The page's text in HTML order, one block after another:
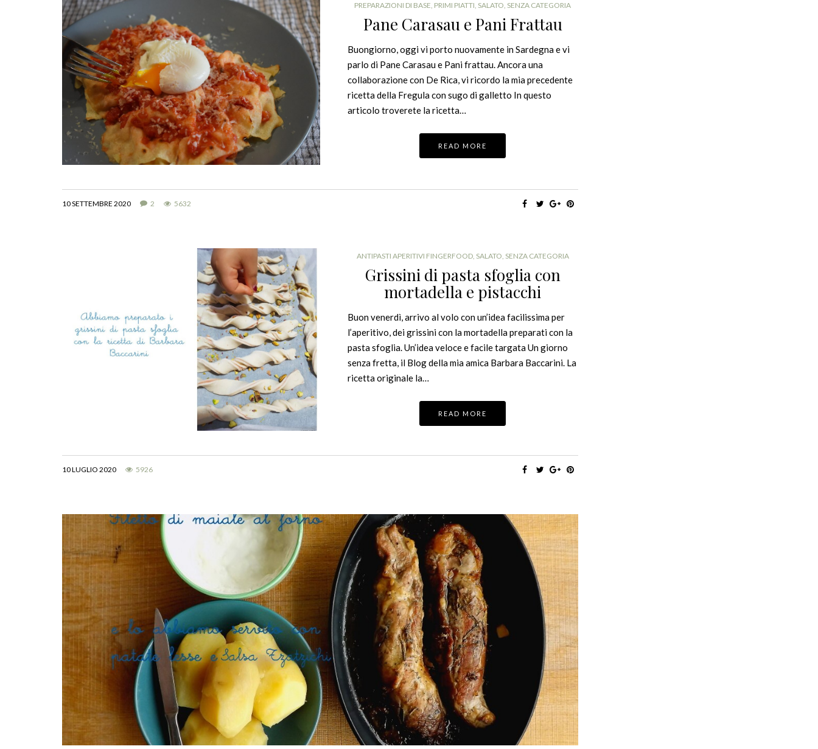
PREPARAZIONI DI BASE, PRIMI PIATTI, SALATO, SENZA CATEGORIA
Pane Carasau e Pani Frattau
Buongiorno, oggi vi porto nuovamente in Sardegna e vi
parlo di Pane Carasau e Pani frattau. Ancora una
collaborazione con De Rica, vi ricordo la mia precedente
ricetta della Fregula con sugo di galletto In questo
articolo troverete la ricetta…
READ MORE
10 SETTEMBRE 2020 2 5632
ANTIPASTI APERITIVI FINGERFOOD, SALATO, SENZA CATEGORIA
Grissini di pasta sfoglia con
mortadella e pistacchi
Buon venerdì, arrivo al volo con un’idea facilissima per
l’aperitivo, dei grissini con la mortadella preparati con la
pasta sfoglia. Un’idea veloce e facile targata Un giorno
senza fretta, il Blog della mia amica Barbara Baccarini. La
ricetta originale la…
READ MORE
10 LUGLIO 2020 5926